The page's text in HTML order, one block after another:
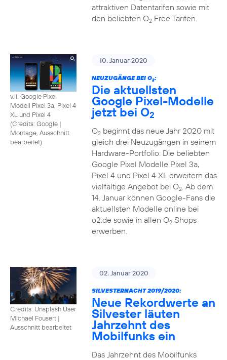
attraktiven Datentarifen sowie mit
den beliebten O2Free Tarifen.
v.li. Google Pixel
Modell Pixel 3a, Pixel 4
XL und Pixel 4
(Credits: Google |
Montage, Ausschnitt
bearbeitet)
10. Januar 2020
NEUZUGÄNGE BEI O2:
Die aktuellsten
Google Pixel-Modelle
jetzt bei O2
O2beginnt das neue Jahr 2020 mit
gleich drei Neuzugängen in seinem
Hardware-Portfolio: Die beliebten
Google Pixel Modelle Pixel 3a,
Pixel 4 und Pixel 4 XL erweitern das
vielfältige Angebot bei O2. Ab dem
14. Januar können Google-Fans die
aktuellsten Modelle online bei
o2.de sowie in allen O2Shops
erwerben.
Credits: Unsplash User
Michael Fousert |
Ausschnitt bearbeitet
02. Januar 2020
SILVESTERNACHT 2019/2020:
Neue Rekordwerte an
Silvester läuten
Jahrzehnt des
Mobilfunks ein
Das Jahrzehnt des Mobilfunks